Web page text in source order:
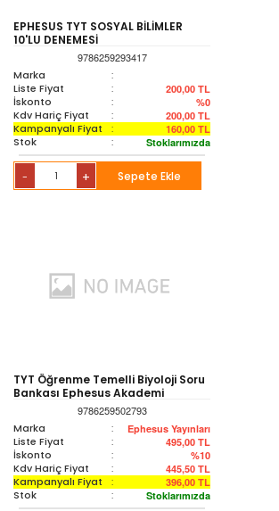
EPHESUS TYT SOSYAL BİLİMLER
10'LU DENEMESİ
9786259293417
Marka
:
Liste Fiyat
: 200,00 TL
İskonto : %0
Kdv Hariç Fiyat : 200,00 TL
Kampanyalı Fiyat : 160,00 TL
Stok : Stoklarımızda
- + Sepete Ekle
TYT Öğrenme Temelli Biyoloji Soru
Bankası Ephesus Akademi
9786259502793
Marka
: Ephesus Yayınları
Liste Fiyat : 495,00 TL
İskonto : %10
Kdv Hariç Fiyat : 445,50 TL
Kampanyalı Fiyat : 396,00 TL
Stok : Stoklarımızda